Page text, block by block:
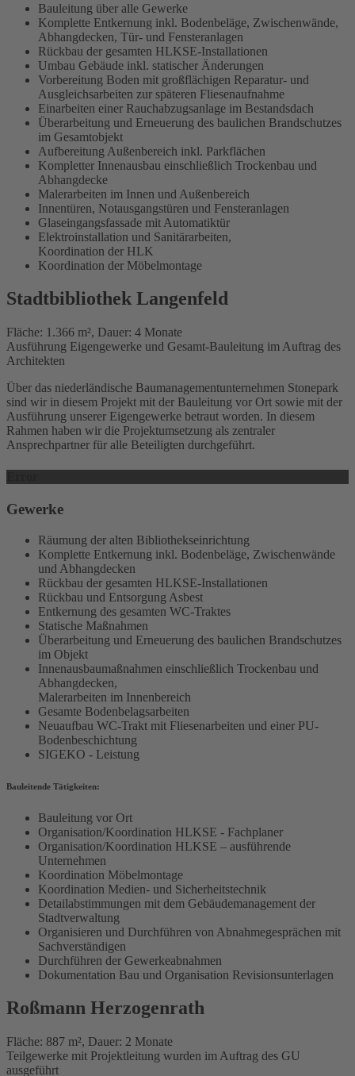
Bauleitung über alle Gewerke
Komplette Entkernung inkl. Bodenbeläge, Zwischenwände,
Abhangdecken, Tür- und Fensteranlagen
Rückbau der gesamten HLKSE-Installationen
Umbau Gebäude inkl. statischer Änderungen
Vorbereitung Boden mit großflächigen Reparatur- und
Ausgleichsarbeiten zur späteren Fliesenaufnahme
Einarbeiten einer Rauchabzugsanlage im Bestandsdach
Überarbeitung und Erneuerung des baulichen Brandschutzes
im Gesamtobjekt
Aufbereitung Außenbereich inkl. Parkflächen
Kompletter Innenausbau einschließlich Trockenbau und
Abhangdecke
Malerarbeiten im Innen und Außenbereich
Innentüren, Notausgangstüren und Fensteranlagen
Glaseingangsfassade mit Automatiktür
Elektroinstallation und Sanitärarbeiten,
Koordination der HLK
Koordination der Möbelmontage
Stadtbibliothek Langenfeld
Fläche: 1.366 m², Dauer: 4 Monate
Ausführung Eigengewerke und Gesamt-Bauleitung im Auftrag des
Architekten
Über das niederländische Baumanagementunternehmen Stonepark
sind wir in diesem Projekt mit der Bauleitung vor Ort sowie mit der
Ausführung unserer Eigengewerke betraut worden. In diesem
Rahmen haben wir die Projektumsetzung als zentraler
Ansprechpartner für alle Beteiligten durchgeführt.
Gewerke
Räumung der alten Bibliothekseinrichtung
Komplette Entkernung inkl. Bodenbeläge, Zwischenwände
und Abhangdecken
Rückbau der gesamten HLKSE-Installationen
Rückbau und Entsorgung Asbest
Entkernung des gesamten WC-Traktes
Statische Maßnahmen
Überarbeitung und Erneuerung des baulichen Brandschutzes
im Objekt
Innenausbaumaßnahmen einschließlich Trockenbau und
Abhangdecken,
Malerarbeiten im Innenbereich
Gesamte Bodenbelagsarbeiten
Neuaufbau WC-Trakt mit Fliesenarbeiten und einer PU-
Bodenbeschichtung
SIGEKO - Leistung
Bauleitende Tätigkeiten:
Bauleitung vor Ort
Organisation/Koordination HLKSE - Fachplaner
Organisation/Koordination HLKSE – ausführende
Unternehmen
Koordination Möbelmontage
Koordination Medien- und Sicherheitstechnik
Detailabstimmungen mit dem Gebäudemanagement der
Stadtverwaltung
Organisieren und Durchführen von Abnahmegesprächen mit
Sachverständigen
Durchführen der Gewerkeabnahmen
Dokumentation Bau und Organisation Revisionsunterlagen
Roßmann Herzogenrath
Fläche: 887 m², Dauer: 2 Monate
Teilgewerke mit Projektleitung wurden im Auftrag des GU
ausgeführt